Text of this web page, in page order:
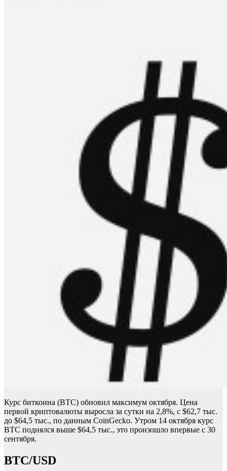
Курс биткоина (BTC) обновил максимум октября. Цена
первой криптовалюты выросла за сутки на 2,8%, с $62,7 тыс.
до $64,5 тыс., по данным CoinGecko. Утром 14 октября курс
BTC поднялся выше $64,5 тыс., это произошло впервые с 30
сентября.
BTC/USD